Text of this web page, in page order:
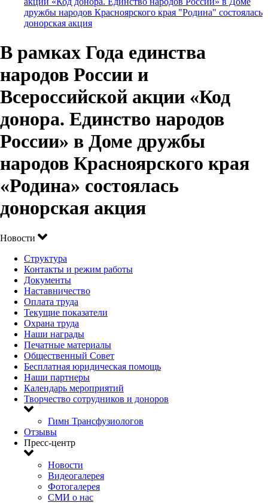
дружбы народов Красноярского края "Родина" состоялась
донорская акция
В рамках Года единства
народов России и
Всероссийской акции «Код
донора. Единство народов
России» в Доме дружбы
народов Красноярского края
«Родина» состоялась
донорская акция
Новости
Структура
Контакты и режим работы
Документы
Наставничество
Оплата труда
Текущие показатели
Охрана труда
Наши награды
Печатные материалы
Общественный Совет
Бесплатная юридическая помощь
Наши партнеры
Календарь мероприятий
Творчество сотрудников и доноров
Гимн Трансфузиологов
Отзывы
Пресс-центр
Новости
Видеогалерея
Фотогалерея
СМИ о нас